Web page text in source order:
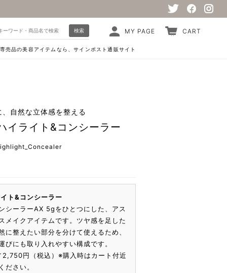
検索 MY PAGE CART
売品の美容アイテムなら、サインポスト通販サイト
自然な立体感を整える
イライト&コンシーラー
ト&コンシーラー
シーラーAX 5gをひとつにした、アス
メイクアイテムです。ツヤ感を足した
に整えたい部分を分けて使えるため、
びにも取り入れやすい構成です。
円（税込）※購入時はカート付近
ださい。